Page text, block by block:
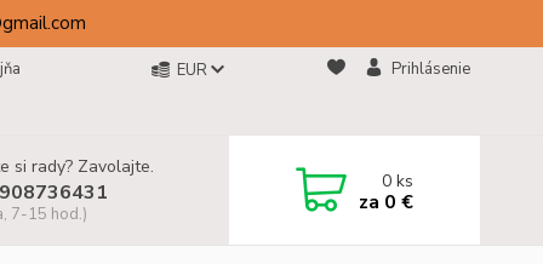
EUR Prihlásenie
si rady? Zavolajte.
7-15 hod.)
0ks
za 0 €